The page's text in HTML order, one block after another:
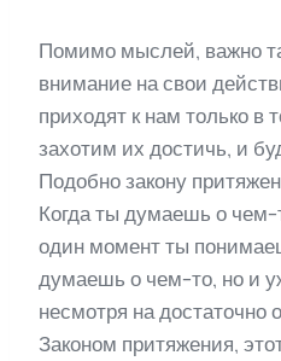
Помимо мыслей, важно
внимание на свои
приходят к нам только в
захотим их достичь, и
Подобно закону
Когда ты думаешь о
один момент ты
думаешь о чем-то, но и
несмотря на достаточно
Законом притяжения,